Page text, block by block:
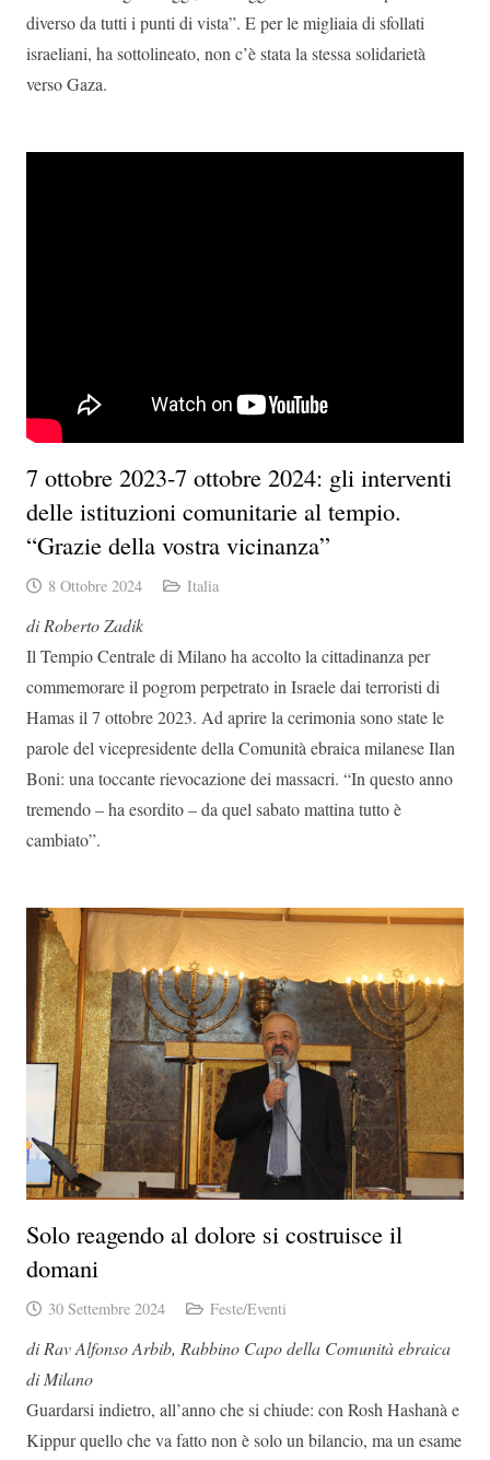
diverso da tutti i punti di vista”. E per le migliaia di sfollati
israeliani, ha sottolineato, non c’è stata la stessa solidarietà
verso Gaza.
7 ottobre 2023-7 ottobre 2024: gli interventi
delle istituzioni comunitarie al tempio.
“Grazie della vostra vicinanza”
8 Ottobre 2024 Italia
di Roberto Zadik
Il Tempio Centrale di Milano ha accolto la cittadinanza per
commemorare il pogrom perpetrato in Israele dai terroristi di
Hamas il 7 ottobre 2023. Ad aprire la cerimonia sono state le
parole del vicepresidente della Comunità ebraica milanese Ilan
Boni: una toccante rievocazione dei massacri. “In questo anno
tremendo – ha esordito – da quel sabato mattina tutto è
cambiato”.
Solo reagendo al dolore si costruisce il
domani
30 Settembre 2024 Feste/Eventi
di Rav Alfonso Arbib, Rabbino Capo della Comunità ebraica
di Milano
Guardarsi indietro, all’anno che si chiude: con Rosh Hashanà e
Kippur quello che va fatto non è solo un bilancio, ma un esame